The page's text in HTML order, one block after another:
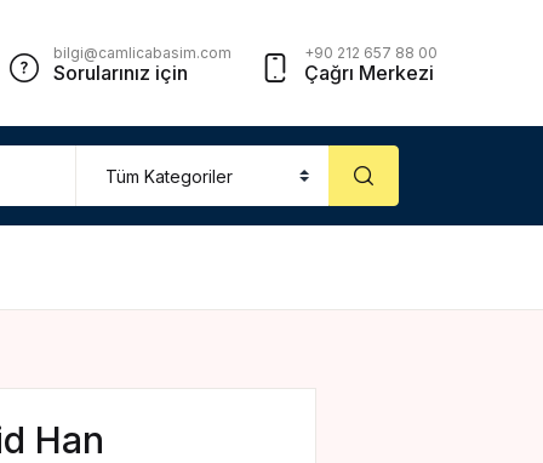
bilgi@camlicabasim.com
Sorularınız için
+90 212 657 88 00
Çağrı Merkezi
Close
Account
Han